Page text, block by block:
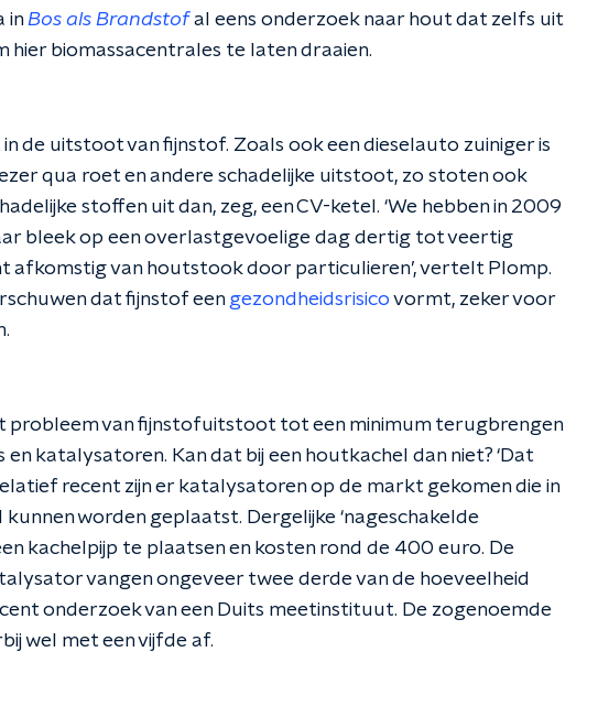
inBos als Brandstofal eens onderzoek naar hout dat zelfs uit
biomassacentrales te laten draaien.
de uitstoot van fijnstof. Zoals ook een dieselauto zuiniger is
qua roet en andere schadelijke uitstoot, zo stoten ook
stoffen uit dan, zeg, een CV-ketel. ‘We hebben in 2009
bleek op een overlastgevoelige dag dertig tot veertig
afkomstig van houtstook door particulieren’, vertelt Plomp.
dat fijnstof een gezondheidsrisico vormt, zeker voor
probleem van fijnstofuitstoot tot een minimum terugbrengen
katalysatoren. Kan dat bij een houtkachel dan niet? ‘Dat
recent zijn er katalysatoren op de markt gekomen die in
worden geplaatst. Dergelijke ‘nageschakelde
kachelpijp te plaatsen en kosten rond de 400 euro. De
vangen ongeveer twee derde van de hoeveelheid
onderzoek van een Duits meetinstituut. De zogenoemde
wel met een vijfde af.